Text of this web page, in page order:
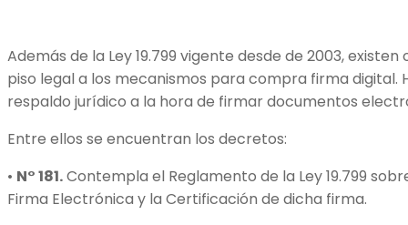
Además de la Ley 19.799 vigente desde de 2003,
piso legal a los mecanismos para compra firma digital.
respaldo jurídico a la hora de firmar documentos
Entre ellos se encuentran los decretos:
• N° 181.Contempla el Reglamento de la Ley 19.799
Firma Electrónica y la Certificación de dicha firma.